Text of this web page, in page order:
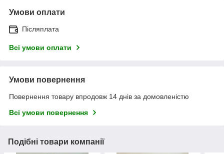
Умови оплати
Післяплата
Всі умови оплати
Умови повернення
Повернення товару впродовж 14 днів за домовленістю
Всі умови повернення
Подібні товари компанії